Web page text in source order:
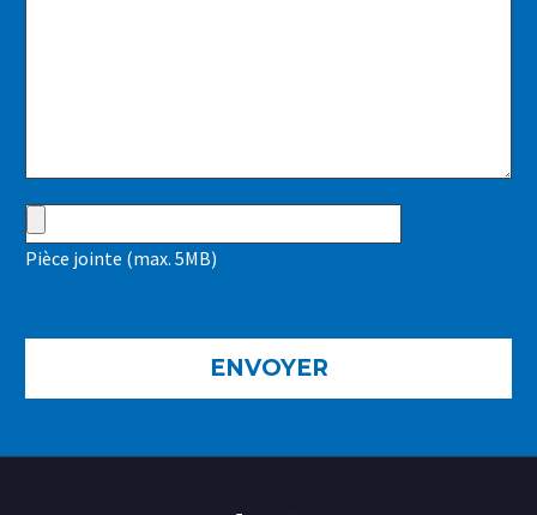
Pièce jointe (max. 5MB)